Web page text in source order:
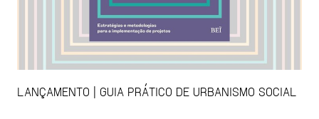
LANÇAMENTO | GUIA PRÁTICO DE URBANISMO SOCIAL